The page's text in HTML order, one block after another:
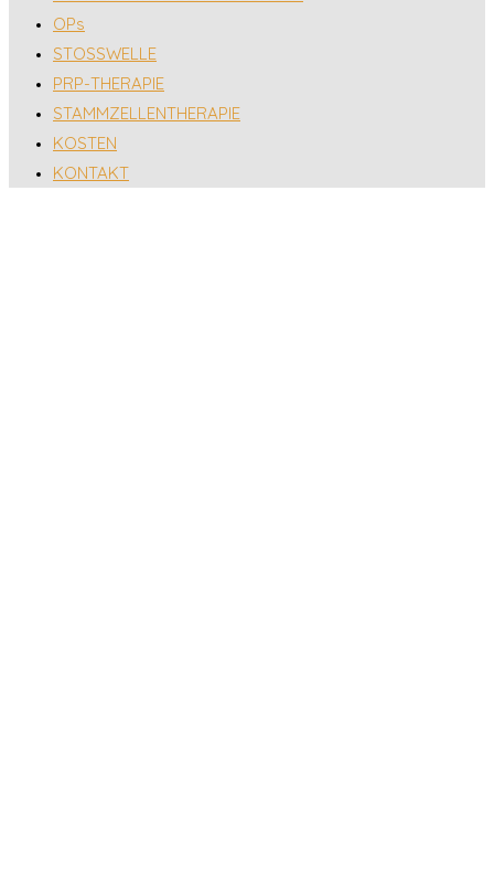
OPs
STOSSWELLE
PRP-THERAPIE
STAMMZELLENTHERAPIE
KOSTEN
KONTAKT